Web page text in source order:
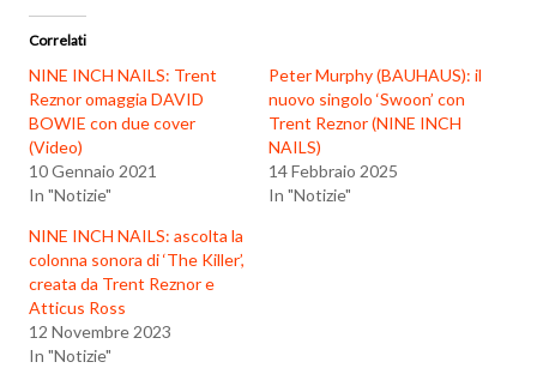
Correlati
NINE INCH NAILS: Trent
Reznor omaggia DAVID
BOWIE con due cover
(Video)
10 Gennaio 2021
In "Notizie"
Peter Murphy (BAUHAUS): il
nuovo singolo ‘Swoon’ con
Trent Reznor (NINE INCH
NAILS)
14 Febbraio 2025
In "Notizie"
NINE INCH NAILS: ascolta la
colonna sonora di ‘The Killer’,
creata da Trent Reznor e
Atticus Ross
12 Novembre 2023
In "Notizie"